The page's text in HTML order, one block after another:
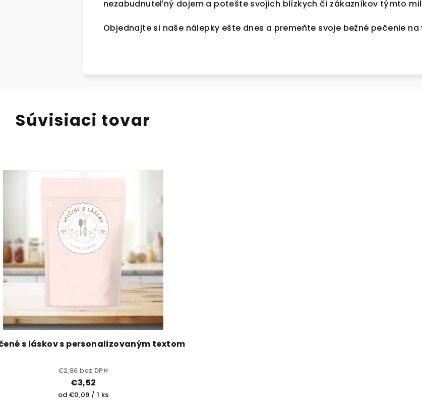
nezabudnuteľný dojem a potešte svojich blízkych či zákazníkov týmto
Objednajte si naše nálepky ešte dnes a premeňte svoje bežné pečenie
Súvisiaci tovar
Upečené s láskov s personalizovaným textom
€2,86 bez DPH
€3,52
Jednotková
od €0,09 / 1 ks